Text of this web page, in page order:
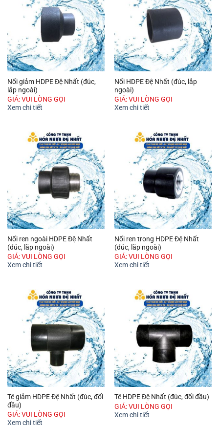
Nối giảm HDPE Đệ Nhất (đúc,
lắp ngoài)
GIÁ: VUI LÒNG GỌI
Xem chi tiết
Nối HDPE Đệ Nhất (đúc, lắp
ngoài)
GIÁ: VUI LÒNG GỌI
Xem chi tiết
Nối ren ngoài HDPE Đệ Nhất
(đúc, lắp ngoài)
GIÁ: VUI LÒNG GỌI
Xem chi tiết
Nối ren trong HDPE Đệ Nhất
(đúc, lắp ngoài)
GIÁ: VUI LÒNG GỌI
Xem chi tiết
Tê giảm HDPE Đệ Nhất (đúc, đối
đầu)
GIÁ: VUI LÒNG GỌI
Xem chi tiết
Tê HDPE Đệ Nhất (đúc, đối đầu)
GIÁ: VUI LÒNG GỌI
Xem chi tiết